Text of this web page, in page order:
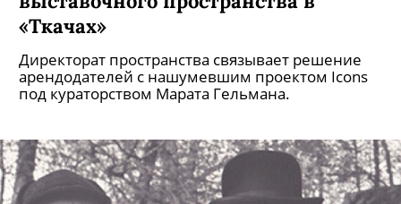
«Ткачах»
Директорат пространства связывает решение
арендодателей с нашумевшим проектом Icons
под кураторством Марата Гельмана.